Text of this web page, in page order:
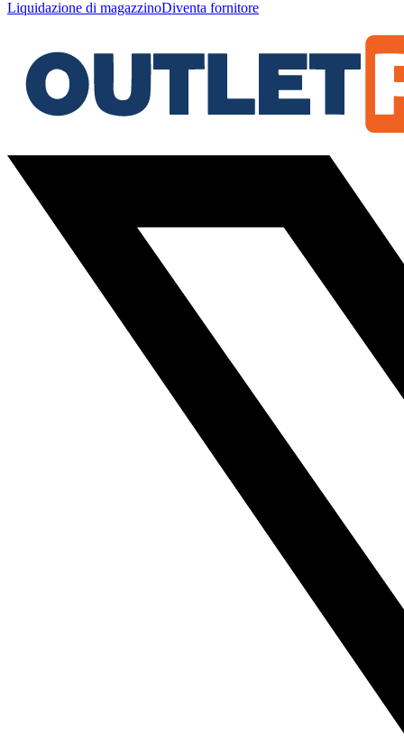
Liquidazione di magazzinoDiventa fornitore